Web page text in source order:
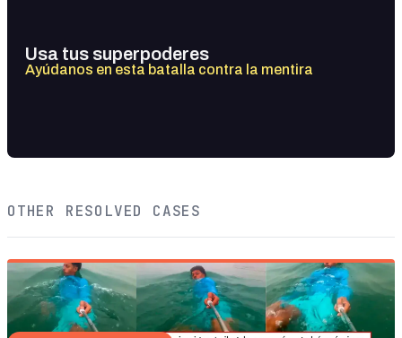
Usa tus superpoderes
Ayúdanos en esta batalla contra la mentira
OTHER RESOLVED CASES